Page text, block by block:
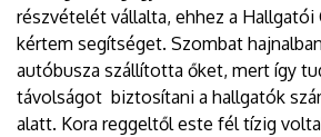
részvételét vállalta, ehhez a
kértem segítséget. Szombat
autóbusza szállította őket, mert így
távolságot biztosítani a hallgatók
alatt. Kora reggeltől este fél tízig